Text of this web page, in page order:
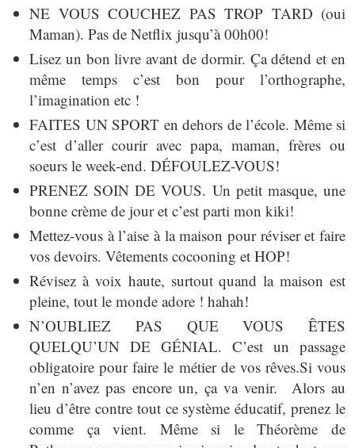
NE VOUS COUCHEZ PAS TROP TARD (oui
Maman). Pas de Netflix jusqu’à 00h00!
Lisez un bon livre avant de dormir. Ça détend et en
même temps c’est bon pour l’orthographe,
l’imagination etc !
FAITES UN SPORT en dehors de l’école. Même si
c’est d’aller courir avec papa, maman, frères ou
soeurs le week-end. DÉFOULEZ-VOUS!
PRENEZ SOIN DE VOUS. Un petit masque, une
bonne crème de jour et c’est parti mon kiki!
Mettez-vous à l’aise à la maison pour réviser et faire
vos devoirs. Vêtements cocooning et HOP!
Révisez à voix haute, surtout quand la maison est
pleine, tout le monde adore ! hahah!
N’OUBLIEZ PAS QUE VOUS ÊTES
QUELQU’UN DE GÉNIAL. C’est un passage
obligatoire pour faire le métier de vos rêves.Si vous
n’en n’avez pas encore un, ça va venir. Alors au
lieu d’être contre tout ce système éducatif, prenez le
comme ça vient. Même si le Théorème de